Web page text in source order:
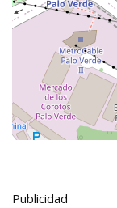
Publicidad